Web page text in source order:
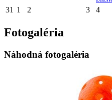
31 1 2 3 4
Fotogaléria
Náhodná fotogaléria